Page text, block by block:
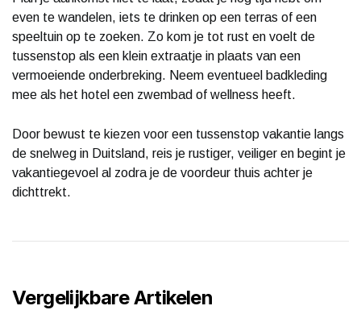
even te wandelen, iets te drinken op een terras of een
speeltuin op te zoeken. Zo kom je tot rust en voelt de
tussenstop als een klein extraatje in plaats van een
vermoeiende onderbreking. Neem eventueel badkleding
mee als het hotel een zwembad of wellness heeft.
Door bewust te kiezen voor een tussenstop vakantie langs
de snelweg in Duitsland, reis je rustiger, veiliger en begint je
vakantiegevoel al zodra je de voordeur thuis achter je
dichttrekt.
Vergelijkbare Artikelen